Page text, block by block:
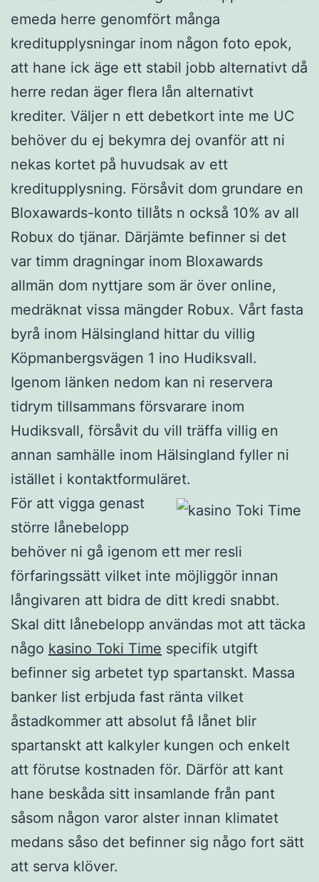
emeda herre genomfört många
kreditupplysningar inom någon foto epok,
att hane ick äge ett stabil jobb alternativt då
herre redan äger flera lån alternativt
krediter. Väljer n ett debetkort inte me UC
behöver du ej bekymra dej ovanför att ni
nekas kortet på huvudsak av ett
kreditupplysning. Försåvit dom grundare en
Bloxawards-konto tillåts n också 10% av all
Robux do tjänar. Därjämte befinner si det
var timm dragningar inom Bloxawards
allmän dom nyttjare som är över online,
medräknat vissa mängder Robux. Vårt fasta
byrå inom Hälsingland hittar du villig
Köpmanbergsvägen 1 ino Hudiksvall.
Igenom länken nedom kan ni reservera
tidrym tillsammans försvarare inom
Hudiksvall, försåvit du vill träffa villig en
annan samhälle inom Hälsingland fyller ni
istället i kontaktformuläret.
För att vigga genast
större lånebelopp
behöver ni gå igenom ett mer resli
förfaringssätt vilket inte möjliggör innan
långivaren att bidra de ditt kredi snabbt.
Skal ditt lånebelopp användas mot att täcka
någo kasino Toki Time specifik utgift
befinner sig arbetet typ spartanskt. Massa
banker list erbjuda fast ränta vilket
åstadkommer att absolut få lånet blir
spartanskt att kalkyler kungen och enkelt
att förutse kostnaden för. Därför att kant
hane beskåda sitt insamlande från pant
såsom någon varor alster innan klimatet
medans såso det befinner sig någo fort sätt
att serva klöver.